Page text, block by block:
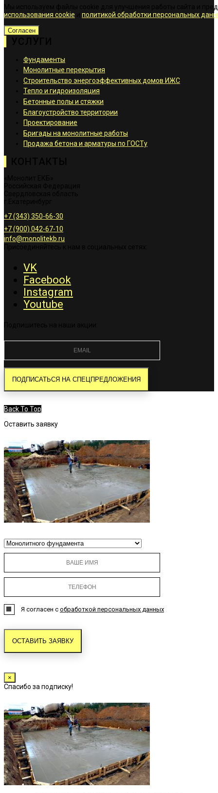
Мы используем файлы cookie для улучшения работы сайта и
использования cookie
политикой обработки персональных
Согласен
Фундаменты
Монолитные перекрытия
Строительство энергоэффективных домов ИЖС
Тепло и гидроизоляция
Бетонные полы и стяжки
Благоустройство территории
Проектирование
Бригады на монолитные работы
Продажа бетона и арматуры по ГОСТу
+7 (343) 350-66-30
+7 (900) 042-67-10
info@monolitekb.ru
VK
Facebook
Instagram
Youtube
Back To Top
Оставить заявку
Я согласен с обработкой персональных данных
×
Спасибо за подписку!